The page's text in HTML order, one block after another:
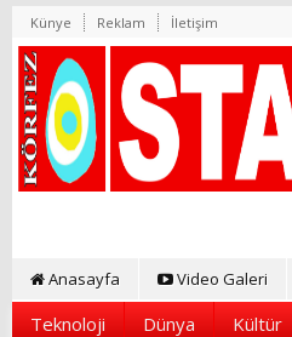
Künye Reklam İletişim
Anasayfa Video Galeri
Teknoloji Dünya Kültür